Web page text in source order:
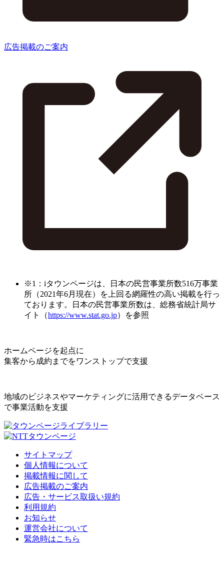
広告掲載のご案内
※1：iタウンページは、日本の民営事業所数516万事業
所（2021年6月現在）を上回る網羅性の高い掲載を行っ
ております。日本の民営事業所数は、総務省統計局サ
イト（https://www.stat.go.jp）を参照
ホームページを起点に
集客から成約までをワンストップで支援
地域のビジネスやマーケティングに活用できるデータベース
で事業活動を支援
サイトマップ
個人情報について
掲載情報に関して
広告掲載のご案内
広告・サービス取扱い規約
利用規約
お知らせ
運営会社について
緊急時はこちら